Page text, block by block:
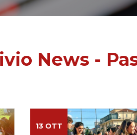
News -
13 OTT